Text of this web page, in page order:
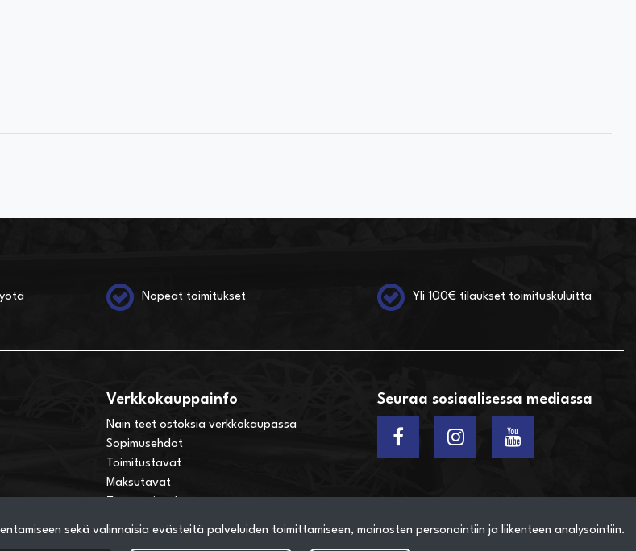
sekä valinnaisia evästeitä palveluiden toimittamiseen, mainosten personointiin ja liikenteen analysointiin.
Nopeat toimitukset Yli 100€ tilaukset toimituskuluitta
Verkkokauppainfo
Näin teet ostoksia verkkokaupassa
Sopimusehdot
Toimitustavat
Maksutavat
Seuraa sosiaalisessa mediassa